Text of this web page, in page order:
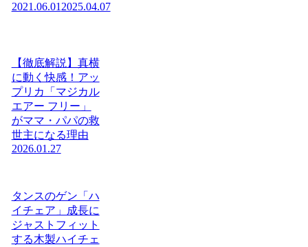
2021.06.012025.04.07
【徹底解説】真横
に動く快感！アッ
プリカ「マジカル
エアー フリー」
がママ・パパの救
世主になる理由
2026.01.27
タンスのゲン「ハ
イチェア」成長に
ジャストフィット
する木製ハイチェ